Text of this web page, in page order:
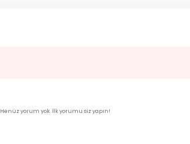
Henüz yorum yok. İlk yorumu siz yapın!